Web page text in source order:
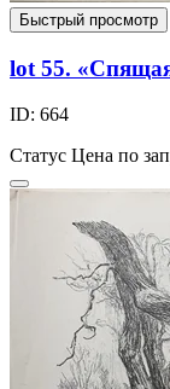
Быстрый просмотр
lot 55.
ID: 664
Статус Цена по